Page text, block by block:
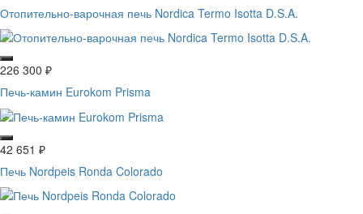
Отопительно-варочная печь Nordica Termo Isotta D.S.A.
226 300 ₽
Печь-камин Eurokom Prisma
42 651 ₽
Печь Nordpeis Ronda Colorado